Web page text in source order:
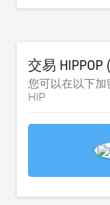
交易 HIPPOP
您可以在以下加
HIP